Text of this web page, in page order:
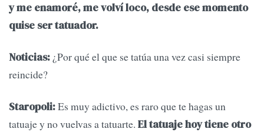
y me enamoré, me volví loco, desde ese momento
quise ser tatuador.
Noticias: ¿Por qué el que se tatúa una vez casi siempre
reincide?
Staropoli:Es muy adictivo, es raro que te hagas un
tatuaje y no vuelvas a tatuarte. El tatuaje hoy tiene otro